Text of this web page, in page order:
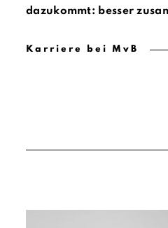
dazukommt: besser
Karriere bei MvB